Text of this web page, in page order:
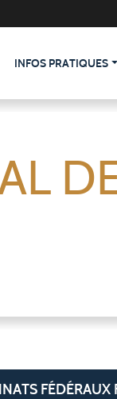
INFOS PRATIQUES
FÉDÉRAUX